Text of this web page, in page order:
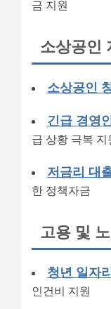
금 지원
소상공인
소상공인
긴급 경영
급 상황 극복 지
저금리 대
한 정책자금
고용 및
청년 일자
인건비 지원